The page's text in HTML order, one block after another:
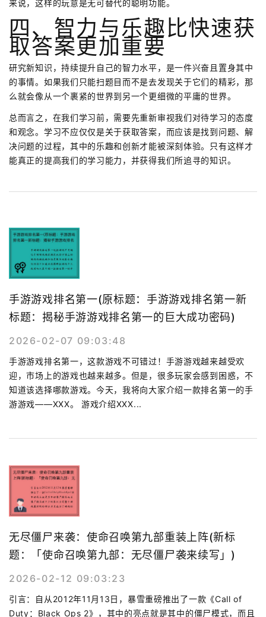
来说，这样的玩意是无可替代的聪明功能。
四、智力与乐趣比快速获
取答案更加重要
研究新知识，持续提升自己的智力水平，是一件兴奋且置身其中
的事情。如果我们只能扫题目而不是去发现关于它们的精彩，那
么就会像从一个裹紧的世界到另一个更细微的平庸的世界。
总而言之，在我们学习前，需要先重新审视我们对待学习的态度
和观念。学习不应仅仅是关于获取答案，而应该是找到问题、解
决问题的过程，其中的乐趣和创新才能被深刻体验。只有这样才
能真正的提高我们的学习能力，并获得我们所追寻的知识。
手游游戏排名第一(原标题：手游游戏排名第一新
标题：揭秘手游游戏排名第一的巨大成功密码)
2026-02-07 09:03:48
手游游戏排名第一，这款游戏不可错过！手游游戏越来越受欢
迎，市场上的游戏也越来越多。但是，很多玩家会感到困惑，不
知道该选择哪款游戏。今天，我将向大家介绍一款排名第一的手
游游戏——XXX。 游戏介绍XXX...
无尽僵尸来袭：使命召唤第九部重装上阵(新标
题：「使命召唤第九部：无尽僵尸袭来续写」)
2026-02-12 09:03:23
引言：自从2012年11月13日，暴雪重磅推出了一款《Call of
Duty：Black Ops 2》，其中的亮点就是其中的僵尸模式，而且